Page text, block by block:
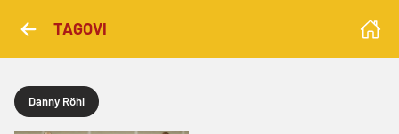
TAGOVI
Danny Röhl